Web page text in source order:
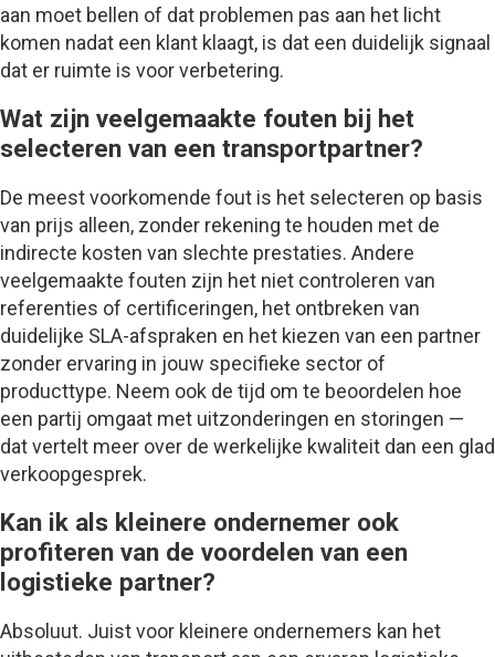
aan moet bellen of dat problemen pas aan het licht
komen nadat een klant klaagt, is dat een duidelijk signaal
dat er ruimte is voor verbetering.
Wat zijn veelgemaakte fouten bij het
selecteren van een transportpartner?
De meest voorkomende fout is het selecteren op basis
van prijs alleen, zonder rekening te houden met de
indirecte kosten van slechte prestaties. Andere
veelgemaakte fouten zijn het niet controleren van
referenties of certificeringen, het ontbreken van
duidelijke SLA-afspraken en het kiezen van een partner
zonder ervaring in jouw specifieke sector of
producttype. Neem ook de tijd om te beoordelen hoe
een partij omgaat met uitzonderingen en storingen —
dat vertelt meer over de werkelijke kwaliteit dan een glad
verkoopgesprek.
Kan ik als kleinere ondernemer ook
profiteren van de voordelen van een
logistieke partner?
Absoluut. Juist voor kleinere ondernemers kan het